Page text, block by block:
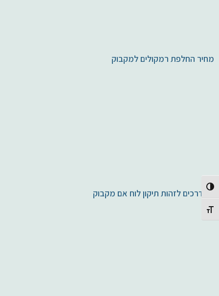
Toggle High Contrast
Toggle Font size
מחיר החלפת רמקולים למקבוק
11 דרכים לזהות תיקון לוח אם מקבוק